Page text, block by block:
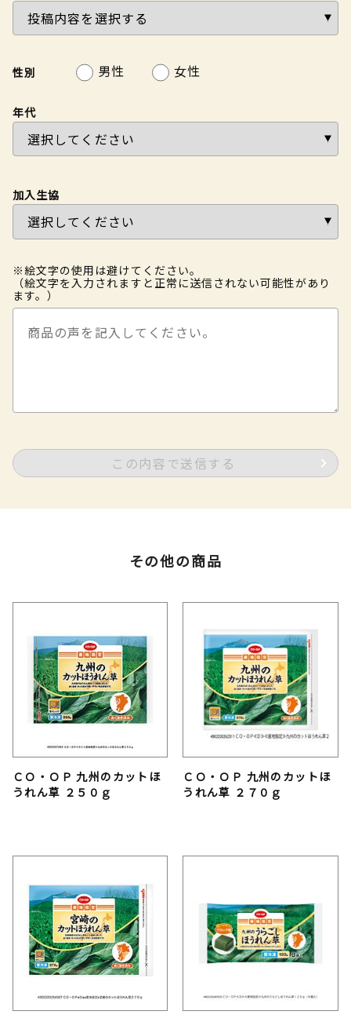
性別 男性 女性
年代
加入生協
※絵文字の使用は避けてください。
（絵文字を入力されますと正常に送信されない可能性があり
ます。）
この内容で送信する
その他の商品
ＣＯ・ＯＰ 九州のカットほ
うれん草 ２５０ｇ
ＣＯ・ＯＰ 九州のカットほ
うれん草 ２７０ｇ